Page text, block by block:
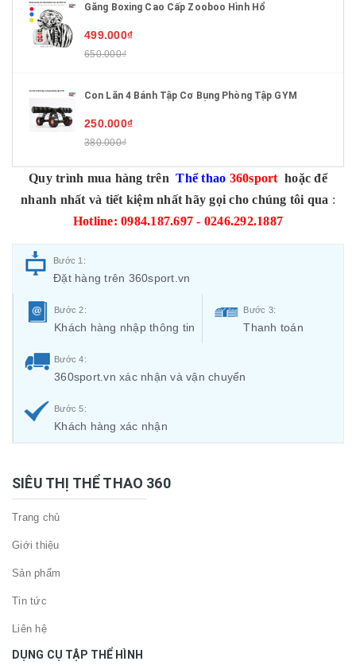
Găng Boxing Cao Cấp Zooboo Hình Hổ
499.000₫
650.000₫
Con Lăn 4 Bánh Tập Cơ Bụng Phòng Tập GYM
250.000₫
380.000₫
Quy trình mua hàng trên Thể thao 360sport hoặc để
nhanh nhất và tiết kiệm nhất hãy gọi cho chúng tôi qua :
Hotline: 0984.187.697 - 0246.292.1887
Bước 1:
Đặt hàng trên 360sport.vn
Bước 2:
Khách hàng nhập thông tin
Bước 3:
Thanh toán
Bước 4:
360sport.vn xác nhận và vận chuyển
Bước 5:
Khách hàng xác nhận
SIÊU THỊ THỂ THAO 360
Trang chủ
Giới thiệu
Sản phẩm
Tin tức
Liên hệ
DỤNG CỤ TẬP THỂ HÌNH